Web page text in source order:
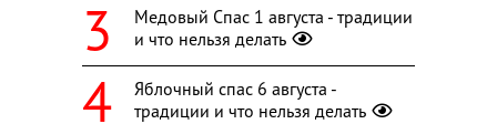
Медовый Спас 1 августа - традиции
и что нельзя делать
Яблочный спас 6 августа -
традиции и что нельзя делать